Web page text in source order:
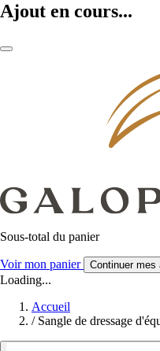
Ajout en cours...
Sous-total du panier
Voir mon panier Continuer mes
Loading...
Accueil
/ Sangle de dressage